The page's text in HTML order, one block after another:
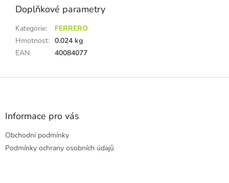
Doplňkové parametry
Kategorie:
FERRERO
Hmotnost: 0.024 kg
EAN: 40084077
Z
Informace pro vás
Obchodní podmínky
Podmínky ochrany osobních údajů